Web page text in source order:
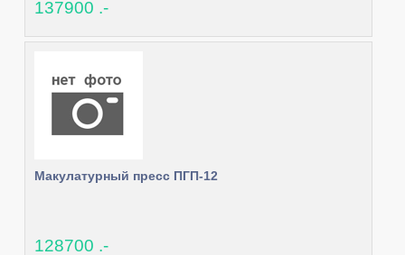
137900 .-
Макулатурный пресс ПГП-12
128700 .-